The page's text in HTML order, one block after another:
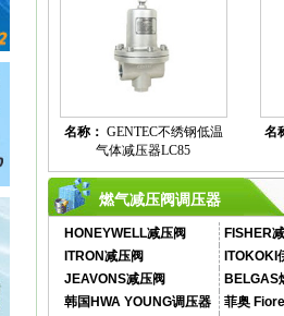
名称： GENTEC不绣钢低温
气体减压器LC85
名
燃气减压阀调压器
HONEYWELL减压阀
FISHER
ITRON减压阀
ITOKOKI
JEAVONS减压阀
BELGAS
韩国HWA YOUNG调压器
菲奥